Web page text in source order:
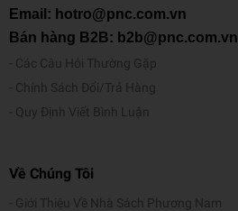
Email: hotro@pnc.com.vn
Bán hàng B2B: b2b@pnc.com.vn
Các Câu Hỏi Thường Gặp
Chính Sách Đổi/Trả Hàng
Quy Định Viết Bình Luận
Về Chúng Tôi
Giới Thiệu Về Nhà Sách Phương Nam